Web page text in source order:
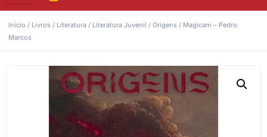
Início / Livros / Literatura / Literatura Juvenil / Origens / Magicam – Pedro
Marcos